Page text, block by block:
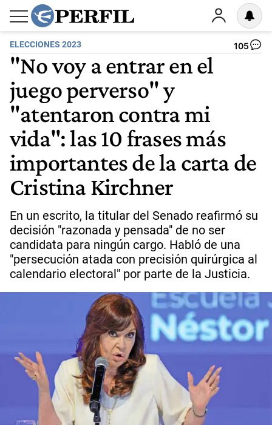
ELECCIONES 2023 105
"No voy a entrar en el
juego perverso" y
"atentaron contra mi
vida": las 10 frases más
importantes de la carta de
Cristina Kirchner
En un escrito, la titular del Senado reafirmó su
decisión "razonada y pensada" de no ser
candidata para ningún cargo. Habló de una
"persecución atada con precisión quirúrgica al
calendario electoral" por parte de la Justicia.